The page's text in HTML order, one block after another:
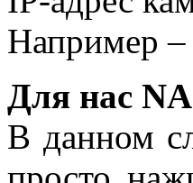
Например
Для нас
В данном